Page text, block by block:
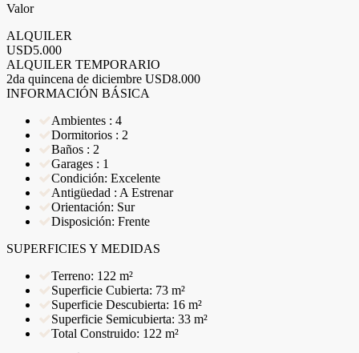
Valor
ALQUILER
USD5.000
ALQUILER TEMPORARIO
2da quincena de diciembre USD8.000
INFORMACIÓN BÁSICA
Ambientes : 4
Dormitorios : 2
Baños : 2
Garages : 1
Condición: Excelente
Antigüedad : A Estrenar
Orientación: Sur
Disposición: Frente
SUPERFICIES Y MEDIDAS
Terreno: 122 m²
Superficie Cubierta: 73 m²
Superficie Descubierta: 16 m²
Superficie Semicubierta: 33 m²
Total Construido: 122 m²